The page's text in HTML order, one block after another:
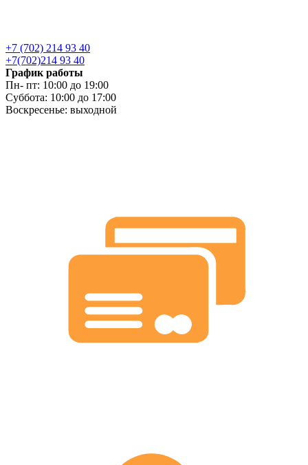
+7 (702) 214 93 40
+7(702)214 93 40
График работы
Пн- пт: 10:00 до 19:00
Суббота: 10:00 до 17:00
Воскресенье: выходной